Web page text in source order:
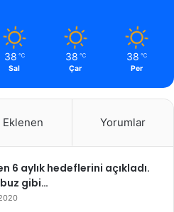
38 ℃
Sal
38 ℃
Çar
38 ℃
Per
Eklenen Yorumlar
6 aylık hedeflerini açıkladı.
gibi…